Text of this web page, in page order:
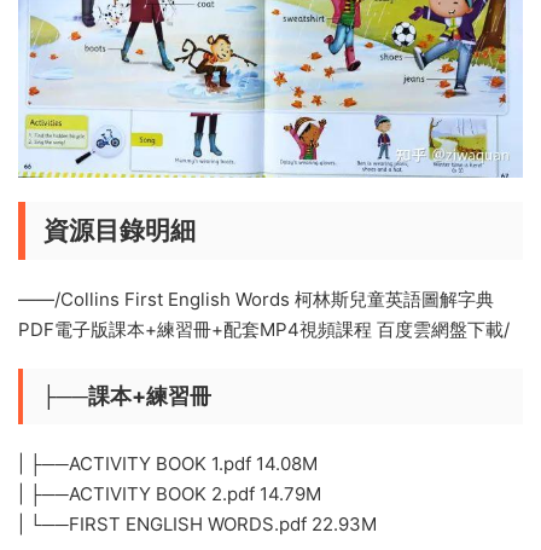
資源目錄明細
——/Collins First English Words 柯林斯兒童英語圖解字典
PDF電子版課本+練習冊+配套MP4視頻課程 百度雲網盤下載/
├──課本+練習冊
| ├──ACTIVITY BOOK 1.pdf 14.08M
| ├──ACTIVITY BOOK 2.pdf 14.79M
| └──FIRST ENGLISH WORDS.pdf 22.93M